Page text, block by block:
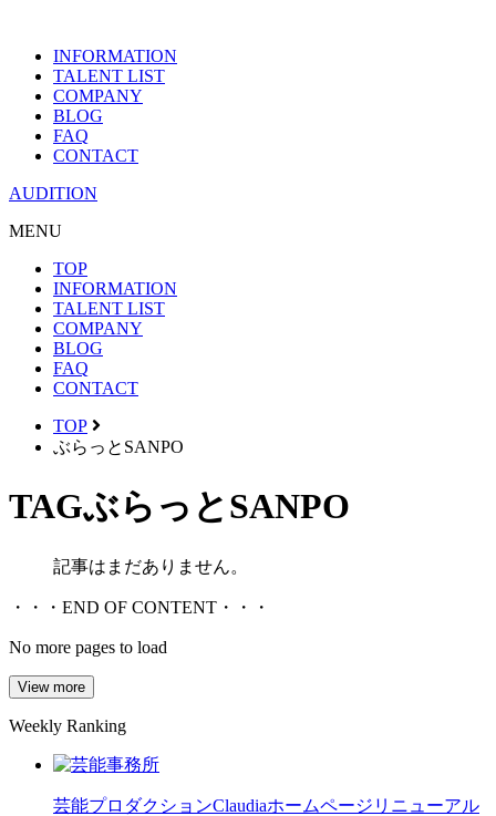
INFORMATION
TALENT LIST
COMPANY
BLOG
FAQ
CONTACT
AUDITION
MENU
TOP
INFORMATION
TALENT LIST
COMPANY
BLOG
FAQ
CONTACT
TOP
ぶらっとSANPO
TAGぶらっとSANPO
記事はまだありません。
・・・END OF CONTENT・・・
No more pages to load
View more
Weekly Ranking
芸能プロダクションClaudiaホームページリニューアル